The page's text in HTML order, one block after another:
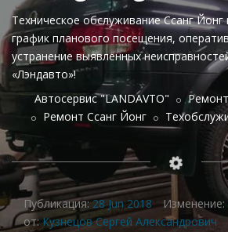
Техническое обслуживание Ссанг
график планового посещения,
устранение выявленных
«Лэндавто»!
Автосервис "LANDAVTO"
Ремонт Ссанг Йонг
Публикация:28 Jun 2018 Изменение:
от:Кузнецов Сергей Александрович